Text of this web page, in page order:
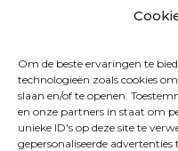
Om de beste ervaringen te
technologieën zoals cookies
slaan en/of te openen.
en onze partners in staat om
unieke ID's op deze site te
gepersonaliseerde